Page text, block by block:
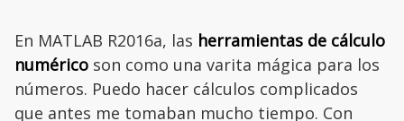
En MATLAB R2016a, las herramientas de cálculo
numérico son como una varita mágica para los
números. Puedo hacer cálculos complicados
que antes me tomaban mucho tiempo. Con